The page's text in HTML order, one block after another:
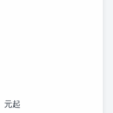
元起